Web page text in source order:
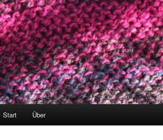
Start Über